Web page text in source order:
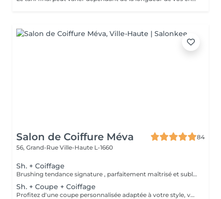
Salon de Coiffure Méva
84
56, Grand-Rue Ville-Haute L-1660
Sh. + Coiffage
Brushing tendance signature , parfaitement maîtrisé et sublimé selon votre coupe , la nature de votre chevelure ou l'événement que vous préparez . Le tout débute par un rituel shampooing relaxant , suivi d'un soin capillaire adapté, puis d'un coiffage signature réalisé avec des produits professionnels soigneusement sélectionnés pour révéler votre style.
Sh. + Coupe + Coiffage
Profitez d'une coupe personnalisée adaptée à votre style, votre visage et la nature de vos cheveux. Après un conseil sur-mesure, nous réalisons une coupe précise et moderne, facile à entretenir. Consultation experte Shampooing adapté à vos cheveux et votre cuir chevelu Massage Coupe Soins coiffants Coiffage